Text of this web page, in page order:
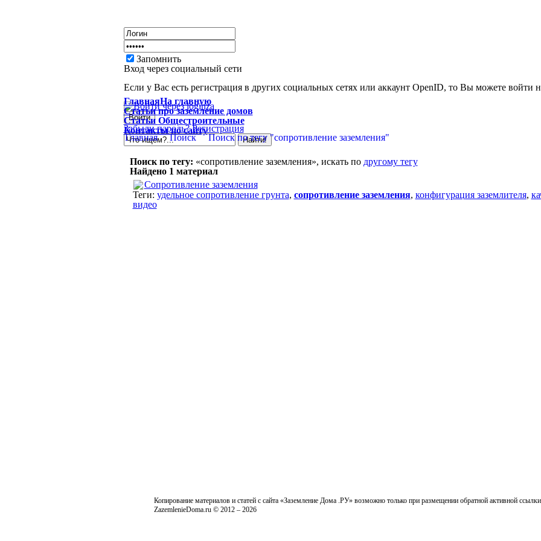
Запомнить
Вход через социальный сети
Если у Вас есть регистрация в других социальных сетях или аккаунт OpenID, то Вы можете войти
Забыли пароль? Регистрация
ГлавнаяНа главную
Статьипро заземление домов
Статьи Общестроительные
Контактыпо сайту
Главная Поиск Поиск по тегу "сопротивление заземления"
Поиск по тегу: «сопротивление заземления», искать по другому тегу
Найдено 1 материал
Сопротивление заземления
Теги: удельное сопротивление грунта, сопротивление заземления, конфигурация заземлителя,
видео
Копирование материалов и статей с сайта «Заземление Дома .РУ» возможно только при размещении обратной активной
ZazemlenieDoma.ru © 2012 – 2026